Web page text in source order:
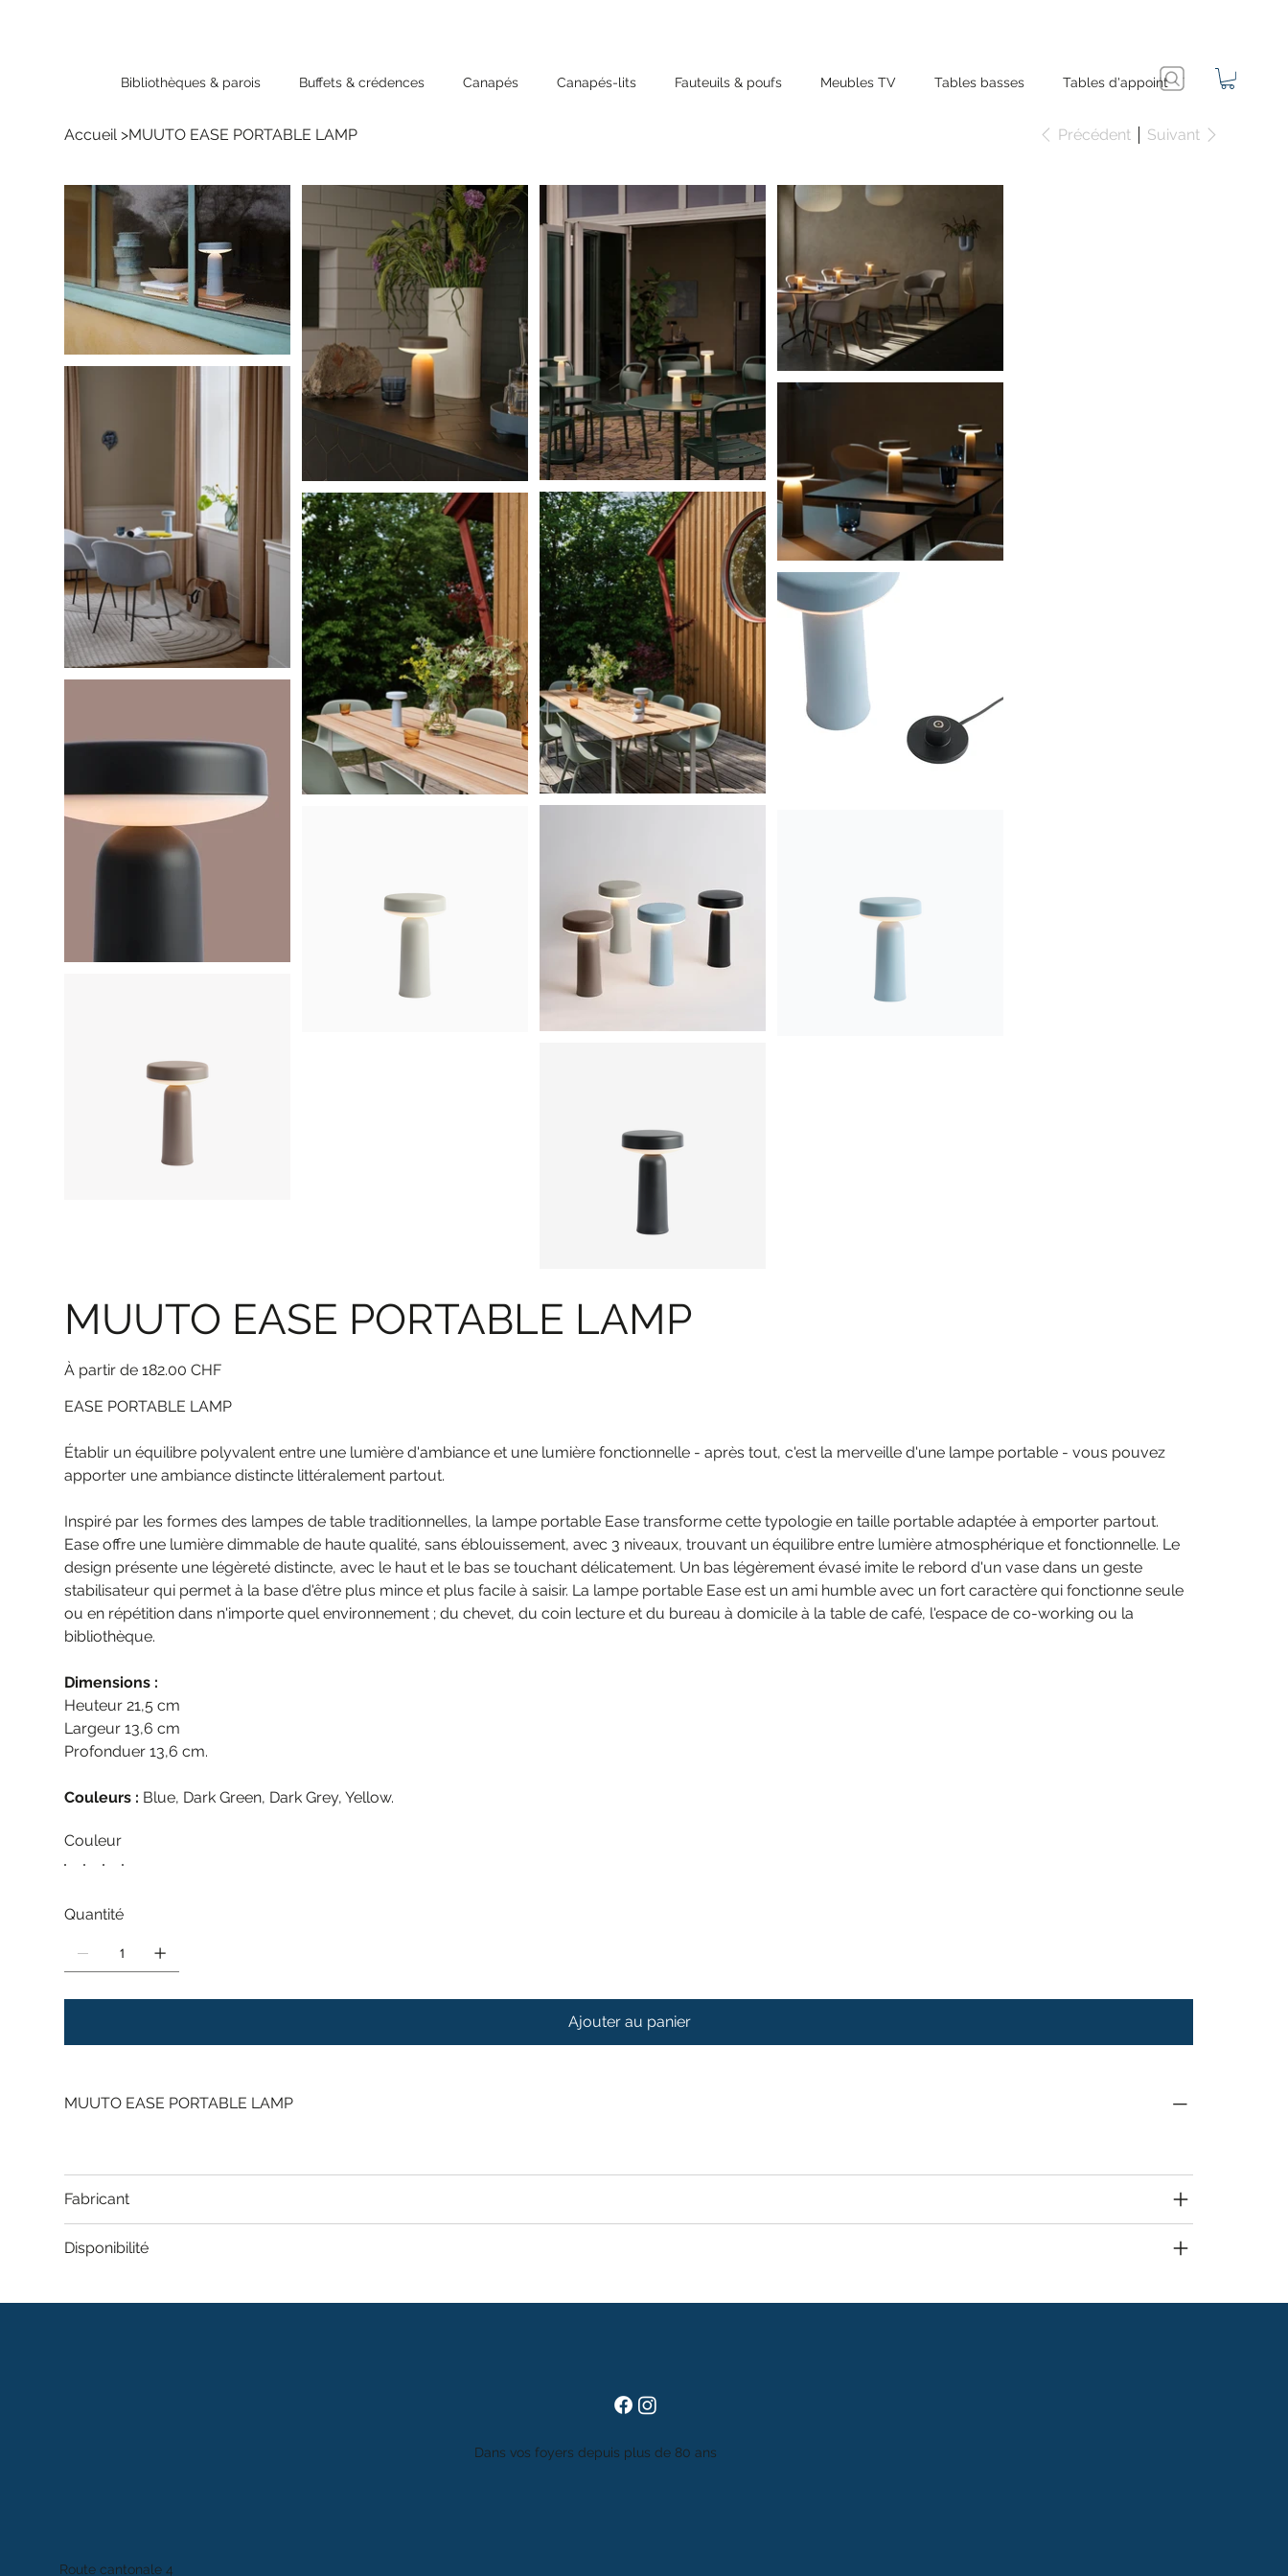
Bibliothèques & parois Buffets & crédences Canapés Canapés-lits Fauteuils & poufs Meubles TV Tables basses Tables d'appoint
Accueil >MUUTO EASE PORTABLE LAMP Précédent Suivant
MUUTO EASE PORTABLE LAMP
Prix
182.00 CHF
EASE PORTABLE LAMP
Établir un équilibre polyvalent entre une lumière d'ambiance et une lumière fonctionnelle - après tout, c'est la merveille d'une lampe portable - vous pouvez
apporter une ambiance distincte littéralement partout.
Inspiré par les formes des lampes de table traditionnelles, la lampe portable Ease transforme cette typologie en taille portable adaptée à emporter partout.
Ease offre une lumière dimmable de haute qualité, sans éblouissement, avec 3 niveaux, trouvant un équilibre entre lumière atmosphérique et fonctionnelle. Le
design présente une légèreté distincte, avec le haut et le bas se touchant délicatement. Un bas légèrement évasé imite le rebord d'un vase dans un geste
stabilisateur qui permet à la base d'être plus mince et plus facile à saisir. La lampe portable Ease est un ami humble avec un fort caractère qui fonctionne seule
ou en répétition dans n'importe quel environnement ; du chevet, du coin lecture et du bureau à domicile à la table de café, l'espace de co-working ou la
bibliothèque. ​
Dimensions :
Heuteur 21,5 cm
Largeur 13,6 cm
Profonduer 13,6 cm.
Couleurs : Blue, Dark Green, Dark Grey, Yellow.
Couleur
Quantité
Ajouter au panier
MUUTO EASE PORTABLE LAMP
Fabricant
Disponibilité
Route cantonale 4
Dans vos foyers depuis plus de 80 ans